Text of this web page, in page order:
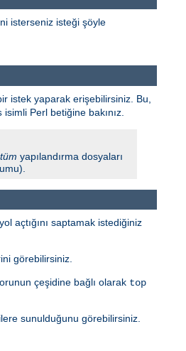
isterseniz isteği şöyle
istek yaparak erişebilirsiniz. Bu,
isimli Perl betiğine bakınız.
tüm yapılandırma dosyaları
açtığını saptamak istediğiniz
görebilirsiniz.
çeşidine bağlı olarak top
sunulduğunu görebilirsiniz.